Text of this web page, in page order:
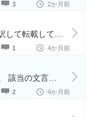
2か月前
3
4か月前
1
4か月前
2